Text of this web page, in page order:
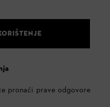
pronaći prave odgovore